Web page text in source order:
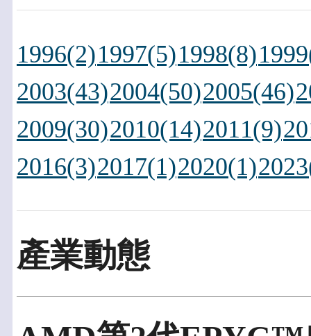
1996(2)1997(5)1998(8)
2003(43)2004(50)2005(46)
2009(30)2010(14)2011(9)
2016(3)2017(1)2020(1)
產業動態